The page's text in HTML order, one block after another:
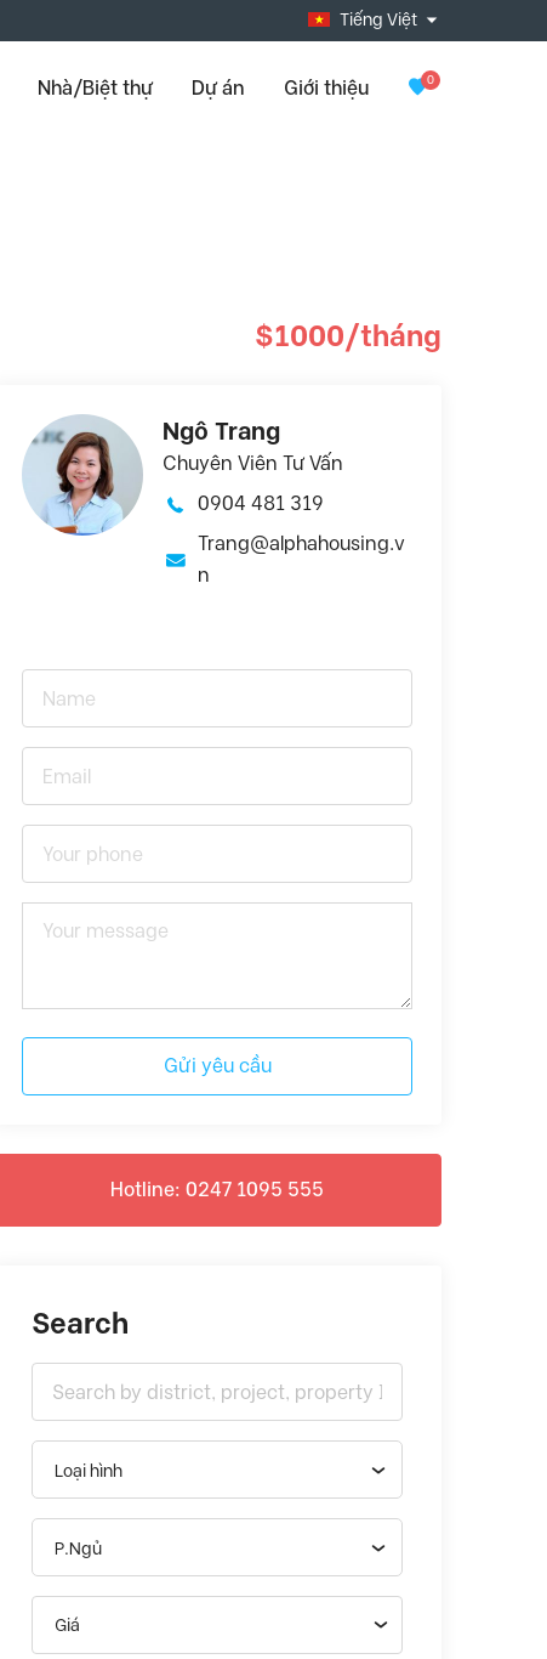
Tiếng Việt
Nhà/Biệt thự Dự án Giới thiệu 0
$1000/tháng
Ngô Trang
Chuyên Viên Tư Vấn
0904 481 319
Trang@alphahousing.v
n
Gửi yêu cầu
Hotline: 0247 1095 555
Search
Loại hình
P.Ngủ
Giá